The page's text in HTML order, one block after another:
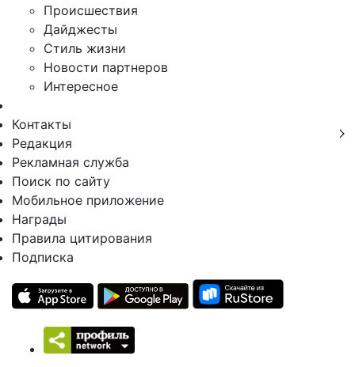
Происшествия
Дайджесты
Стиль жизни
Новости партнеров
Интересное
Контакты
Редакция
Рекламная служба
Поиск по сайту
Мобильное приложение
Награды
Правила цитирования
Подписка